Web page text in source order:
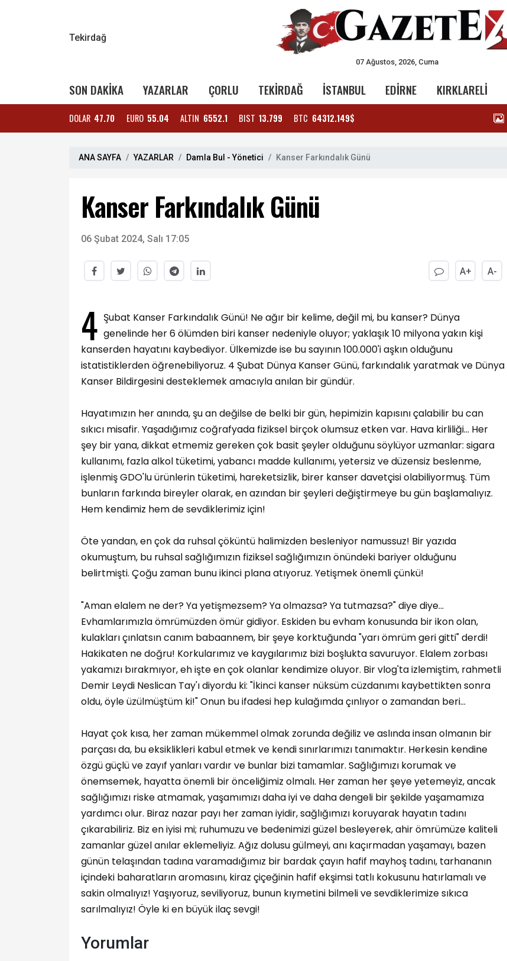
Tekirdağ
07 Ağustos, 2026, Cuma
SON DAKİKA YAZARLAR ÇORLU TEKİRDAĞ İSTANBUL EDİRNE KIRKLARELİ
DOLAR 47.70 EURO 55.04 ALTIN 6552.1 BIST 13.799 BTC 64312.149$
ANA SAYFA YAZARLAR Damla Bul - Yönetici Kanser Farkındalık Günü
Kanser Farkındalık Günü
06 Şubat 2024, Salı 17:05
A+ A-
4 Şubat Kanser Farkındalık Günü! Ne ağır bir kelime, değil mi, bu kanser? Dünya
genelinde her 6 ölümden biri kanser nedeniyle oluyor; yaklaşık 10 milyona yakın kişi
kanserden hayatını kaybediyor. Ülkemizde ise bu sayının 100.000'i aşkın olduğunu
istatistiklerden öğrenebiliyoruz. 4 Şubat Dünya Kanser Günü, farkındalık yaratmak ve Dünya
Kanser Bildirgesini desteklemek amacıyla anılan bir gündür.
Hayatımızın her anında, şu an değilse de belki bir gün, hepimizin kapısını çalabilir bu can
sıkıcı misafir. Yaşadığımız coğrafyada fiziksel birçok olumsuz etken var. Hava kirliliği... Her
şey bir yana, dikkat etmemiz gereken çok basit şeyler olduğunu söylüyor uzmanlar: sigara
kullanımı, fazla alkol tüketimi, yabancı madde kullanımı, yetersiz ve düzensiz beslenme,
işlenmiş GDO'lu ürünlerin tüketimi, hareketsizlik, birer kanser davetçisi olabiliyormuş. Tüm
bunların farkında bireyler olarak, en azından bir şeyleri değiştirmeye bu gün başlamalıyız.
Hem kendimiz hem de sevdiklerimiz için!
Öte yandan, en çok da ruhsal çöküntü halimizden besleniyor namussuz! Bir yazıda
okumuştum, bu ruhsal sağlığımızın fiziksel sağlığımızın önündeki bariyer olduğunu
belirtmişti. Çoğu zaman bunu ikinci plana atıyoruz. Yetişmek önemli çünkü!
"Aman elalem ne der? Ya yetişmezsem? Ya olmazsa? Ya tutmazsa?" diye diye...
Evhamlarımızla ömrümüzden ömür gidiyor. Eskiden bu evham konusunda bir ikon olan,
kulakları çınlatsın canım babaannem, bir şeye korktuğunda "yarı ömrüm geri gitti" derdi!
Hakikaten ne doğru! Korkularımız ve kaygılarımız bizi boşlukta savuruyor. Elalem zorbası
yakamızı bırakmıyor, eh işte en çok olanlar kendimize oluyor. Bir vlog'ta izlemiştim, rahmetli
Demir Leydi Neslican Tay'ı diyordu ki: "İkinci kanser nüksüm cüzdanımı kaybettikten sonra
oldu, öyle üzülmüştüm ki!" Onun bu ifadesi hep kulağımda çınlıyor o zamandan beri...
Hayat çok kısa, her zaman mükemmel olmak zorunda değiliz ve aslında insan olmanın bir
parçası da, bu eksiklikleri kabul etmek ve kendi sınırlarımızı tanımaktır. Herkesin kendine
özgü güçlü ve zayıf yanları vardır ve bunlar bizi tamamlar. Sağlığımızı korumak ve
önemsemek, hayatta önemli bir önceliğimiz olmalı. Her zaman her şeye yetemeyiz, ancak
sağlığımızı riske atmamak, yaşamımızı daha iyi ve daha dengeli bir şekilde yaşamamıza
yardımcı olur. Biraz nazar payı her zaman iyidir, sağlığımızı koruyarak hayatın tadını
çıkarabiliriz. Biz en iyisi mi; ruhumuzu ve bedenimizi güzel besleyerek, ahir ömrümüze kaliteli
zamanlar güzel anılar eklemeliyiz. Ağız dolusu gülmeyi, anı kaçırmadan yaşamayı, bazen
günün telaşından tadına varamadığımız bir bardak çayın hafif mayhoş tadını, tarhananın
içindeki baharatların aromasını, kiraz çiçeğinin hafif ekşimsi tatlı kokusunu hatırlamalı ve
sakin olmalıyız! Yaşıyoruz, seviliyoruz, bunun kıymetini bilmeli ve sevdiklerimize sıkıca
sarılmalıyız! Öyle ki en büyük ilaç sevgi!
Yorumlar